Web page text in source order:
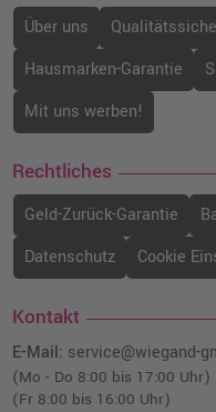
Über uns
Hausmarken-Garantie
Mit uns werben!
Rechtliches
Geld-Zurück-Garantie
Datenschutz
Cookie
Kontakt
E-Mail: service@wiegand-
(Mo - Do 8:00 bis 17:00 Uhr)
(Fr 8:00 bis 16:00 Uhr)